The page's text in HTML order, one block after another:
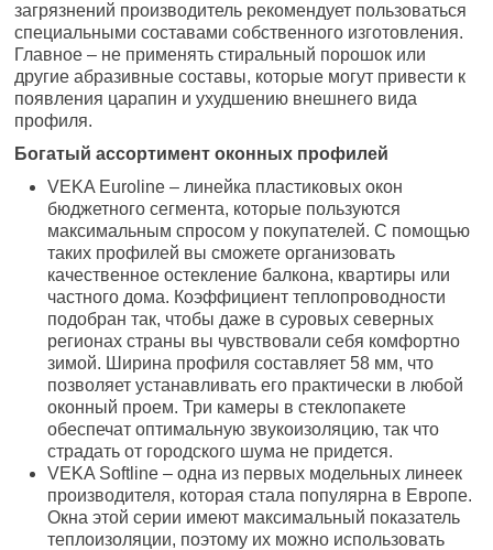
загрязнений производитель рекомендует пользоваться
специальными составами собственного изготовления.
Главное – не применять стиральный порошок или
другие абразивные составы, которые могут привести к
появления царапин и ухудшению внешнего вида
профиля.
Богатый ассортимент оконных профилей
VEKA Euroline – линейка пластиковых окон
бюджетного сегмента, которые пользуются
максимальным спросом у покупателей. С помощью
таких профилей вы сможете организовать
качественное остекление балкона, квартиры или
частного дома. Коэффициент теплопроводности
подобран так, чтобы даже в суровых северных
регионах страны вы чувствовали себя комфортно
зимой. Ширина профиля составляет 58 мм, что
позволяет устанавливать его практически в любой
оконный проем. Три камеры в стеклопакете
обеспечат оптимальную звукоизоляцию, так что
страдать от городского шума не придется.
VEKA Softline – одна из первых модельных линеек
производителя, которая стала популярна в Европе.
Окна этой серии имеют максимальный показатель
теплоизоляции, поэтому их можно использовать